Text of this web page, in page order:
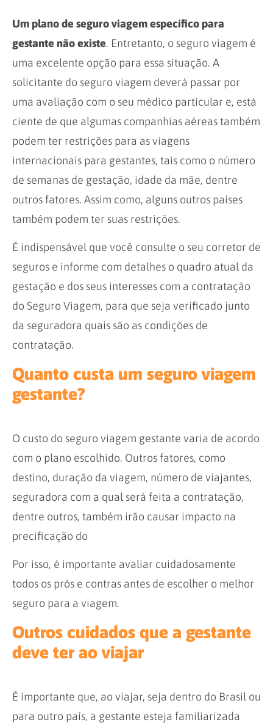
Um plano de seguro viagem específico para
gestante não existe. Entretanto, o seguro viagem é
uma excelente opção para essa situação. A
solicitante do seguro viagem deverá passar por
uma avaliação com o seu médico particular e, está
ciente de que algumas companhias aéreas também
podem ter restrições para as viagens
internacionais para gestantes, tais como o número
de semanas de gestação, idade da mãe, dentre
outros fatores. Assim como, alguns outros países
também podem ter suas restrições.
É indispensável que você consulte o seu corretor de
seguros e informe com detalhes o quadro atual da
gestação e dos seus interesses com a contratação
do Seguro Viagem, para que seja verificado junto
da seguradora quais são as condições de
contratação.
Quanto custa um seguro viagem
gestante?
O custo do seguro viagem gestante varia de acordo
com o plano escolhido. Outros fatores, como
destino, duração da viagem, número de viajantes,
seguradora com a qual será feita a contratação,
dentre outros, também irão causar impacto na
precificação do
Por isso, é importante avaliar cuidadosamente
todos os prós e contras antes de escolher o melhor
seguro para a viagem.
Outros cuidados que a gestante
deve ter ao viajar
É importante que, ao viajar, seja dentro do Brasil ou
para outro país, a gestante esteja familiarizada